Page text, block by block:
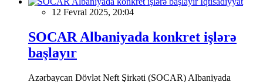
12 Fevral 2025, 20:04
SOCAR Albaniyada konkret işlərə
başlayır
Azərbaycan Dövlət Neft Şirkəti (SOCAR) Albaniyada